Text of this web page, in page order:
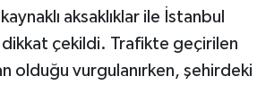
aksaklıklar ile İstanbul
dikkat çekildi. Trafikte geçirilen
olduğu vurgulanırken, şehirdeki